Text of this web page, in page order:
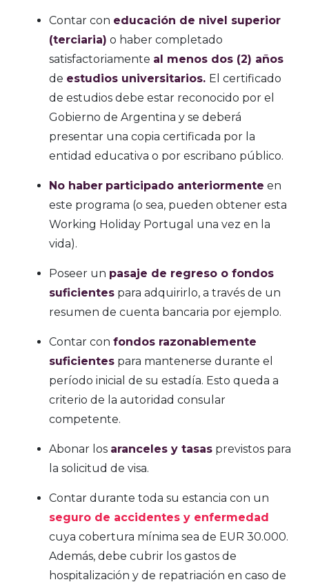
Contar con educación de nivel superior
(terciaria) o haber completado
satisfactoriamente al menos dos (2) años
de estudios universitarios. El certificado
de estudios debe estar reconocido por el
Gobierno de Argentina y se deberá
presentar una copia certificada por la
entidad educativa o por escribano público.
No haber participado anteriormente en
este programa (o sea, pueden obtener esta
Working Holiday Portugal una vez en la
vida).
Poseer un pasaje de regreso o fondos
suficientes para adquirirlo, a través de un
resumen de cuenta bancaria por ejemplo.
Contar con fondos razonablemente
suficientes para mantenerse durante el
período inicial de su estadía. Esto queda a
criterio de la autoridad consular
competente.
Abonar los aranceles y tasas previstos para
la solicitud de visa.
Contar durante toda su estancia con un
seguro de accidentes y enfermedad
cuya cobertura mínima sea de EUR 30.000.
Además, debe cubrir los gastos de
hospitalización y de repatriación en caso de